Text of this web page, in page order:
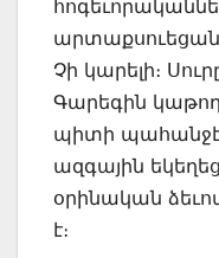
արտաքսուեցան
Չի կարելի։
Գարեգին
պիտի պահանջէ։
ազգային
օրինական
է։